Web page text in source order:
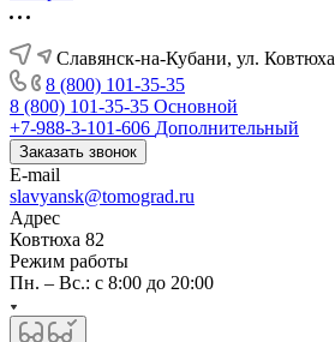
Славянск-на-Кубани, ул. Ковтюха
8 (800) 101-35-35
8 (800) 101-35-35 Основной
+7-988-3-101-606 Дополнительный
Заказать звонок
E-mail
slavyansk@tomograd.ru
Адрес
Ковтюха 82
Режим работы
Пн. – Вс.: с 8:00 до 20:00